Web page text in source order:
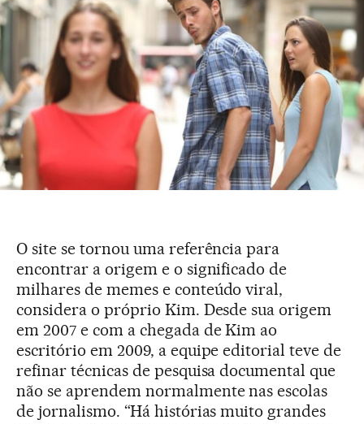
O site se tornou uma referência para
encontrar a origem e o significado de
milhares de memes e conteúdo viral,
considera o próprio Kim. Desde sua origem
em 2007 e com a chegada de Kim ao
escritório em 2009, a equipe editorial teve de
refinar técnicas de pesquisa documental que
não se aprendem normalmente nas escolas
de jornalismo. “Há histórias muito grandes